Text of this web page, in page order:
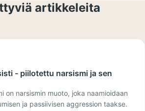
artikkeleita
- piilotettu narsismi ja sen
on narsismin muoto, joka naamioidaan
ja passiivisen aggression taakse.